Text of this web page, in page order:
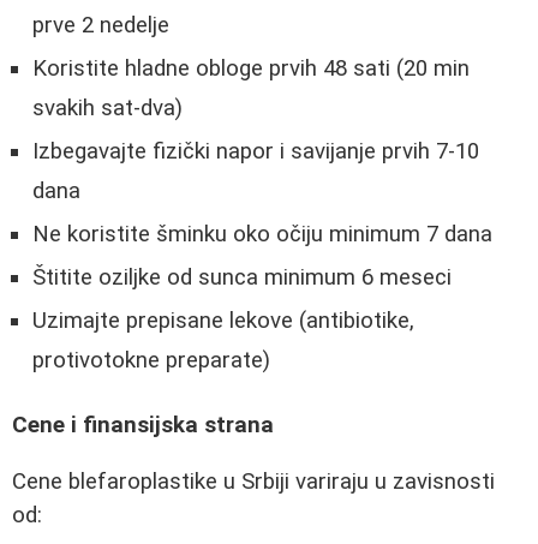
prve 2 nedelje
Koristite hladne obloge prvih 48 sati (20 min
svakih sat-dva)
Izbegavajte fizički napor i savijanje prvih 7-10
dana
Ne koristite šminku oko očiju minimum 7 dana
Štitite oziljke od sunca minimum 6 meseci
Uzimajte prepisane lekove (antibiotike,
protivotokne preparate)
Cene i finansijska strana
Cene blefaroplastike u Srbiji variraju u zavisnosti
od: